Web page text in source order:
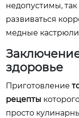
недопустимы,
развиваться
медные кастрюли
здоровье
Приготовление
рецепты
просто